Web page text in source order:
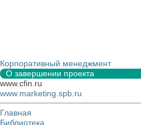
Корпоративный менеджмент
О завершении проекта
www.cfin.ru
www.marketing.spb.ru
Главная
Библиотека